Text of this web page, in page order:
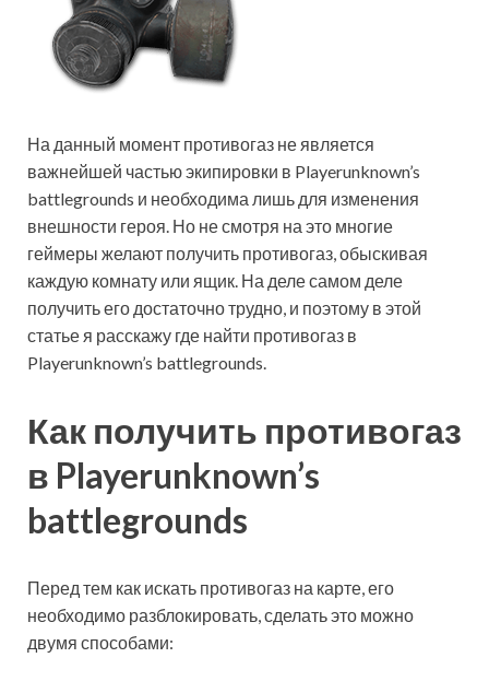
На данный момент противогаз не является
важнейшей частью экипировки в Playerunknown’s
battlegrounds и необходима лишь для изменения
внешности героя. Но не смотря на это многие
геймеры желают получить противогаз, обыскивая
каждую комнату или ящик. На деле самом деле
получить его достаточно трудно, и поэтому в этой
статье я расскажу где найти противогаз в
Playerunknown’s battlegrounds.
Как получить противогаз
в Playerunknown’s
battlegrounds
Перед тем как искать противогаз на карте, его
необходимо разблокировать, сделать это можно
двумя способами: